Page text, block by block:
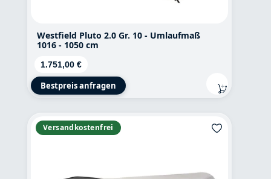
Westfield Pluto 2.0 Gr. 10 - Umlaufmaß
1016 - 1050 cm
Regulärer Preis:
1.751,00 €
Bestpreis anfragen
Versandkostenfrei